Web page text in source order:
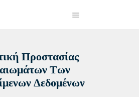
Προστασίας
Των
Δεδομένων